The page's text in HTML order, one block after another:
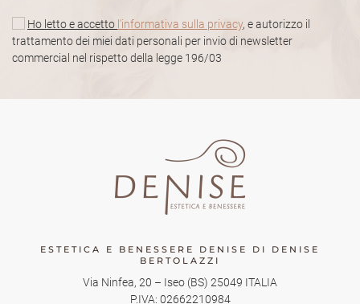
Ho letto e accetto l'informativa sulla privacy, e autorizzo il
trattamento dei miei dati personali per invio di newsletter
commercial nel rispetto della legge 196/03
ESTETICA E BENESSERE DENISE DI DENISE
BERTOLAZZI
Via Ninfea, 20 – Iseo (BS) 25049 ITALIA
P.IVA: 02662210984